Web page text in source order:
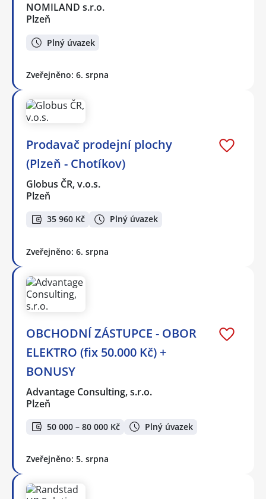
NOMILAND s.r.o.
Plzeň
Plný úvazek
Zveřejněno: 6. srpna
Prodavač prodejní plochy
(Plzeň - Chotíkov)
Globus ČR, v.o.s.
Plzeň
35 960 Kč Plný úvazek
Zveřejněno: 6. srpna
OBCHODNÍ ZÁSTUPCE - OBOR
ELEKTRO (fix 50.000 Kč) +
BONUSY
Advantage Consulting, s.r.o.
Plzeň
50 000 – 80 000 Kč Plný úvazek
Zveřejněno: 5. srpna